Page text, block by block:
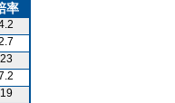
率
23
19